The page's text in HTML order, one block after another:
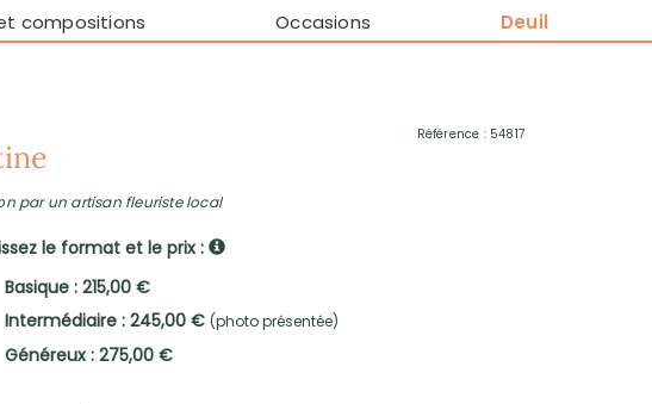
compositions Occasions Deuil
Référence : 54817
par un artisan fleuriste local
le format et le prix :
Basique : 215,00 €
Intermédiaire : 245,00 € (photo présentée)
Généreux : 275,00 €